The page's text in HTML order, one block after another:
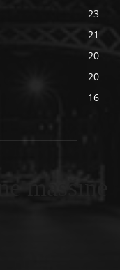
23
21
20
20
16
masšine